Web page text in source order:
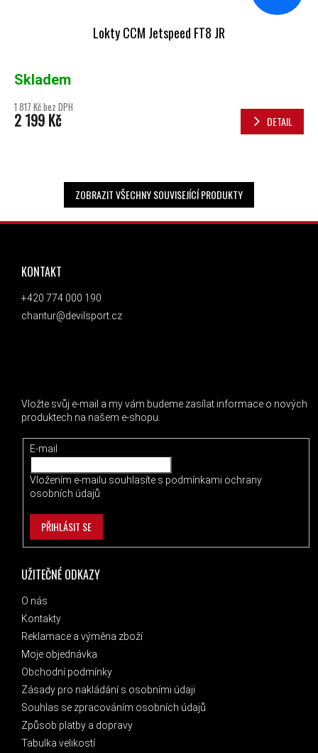
Lokty CCM Jetspeed FT8 JR
Skladem
1 817 Kč bez DPH
2 199 Kč DETAIL
ZOBRAZIT VŠECHNY SOUVISEJÍCÍ PRODUKTY
ZÁPATÍ
UŽITEČNÉ ODKAZY
O nás
Kontakty
Reklamace a výměna zboží
Moje objednávka
Obchodní podmínky
Zásady pro nakládání s osobními údaji
Souhlas se zpracováním osobních údajů
Způsob platby a dopravy
Tabulka velikostí
KONTAKT
+420 774 000 190
chantur@devilsport.cz
Vložte svůj e-mail a my vám budeme zasílat informace o nových
produktech na našem e-shopu.
E-mail
Vložením e-mailu souhlasíte s podmínkami ochrany
osobních údajů
PŘIHLÁSIT SE